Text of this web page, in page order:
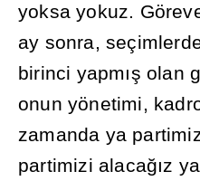
yoksa yokuz.
ay sonra,
birinci yapmış olan
onun yönetimi,
zamanda ya
partimizi alacağız